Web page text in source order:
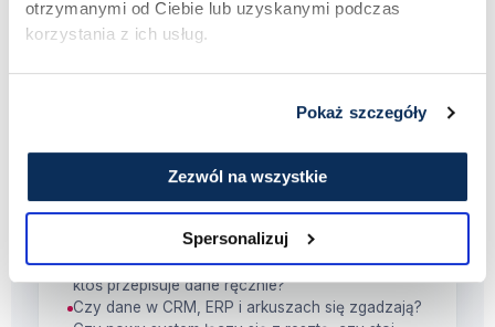
otrzymanymi od Ciebie lub uzyskanymi podczas
korzystania z ich usług.
Pokaż szczegóły
Zezwól na wszystkie
Spersonalizuj
Zakres dopasowujemy do Twojego wyzwania.
Najczęściej pracujemy w czterech obszarach.
Czy moje narzędzia są ze sobą połączone, czy
ktoś przepisuje dane ręcznie?
Czy dane w CRM, ERP i arkuszach się zgadzają?